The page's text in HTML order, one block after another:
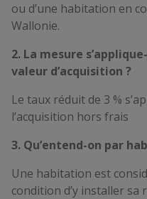
ou d’une habitation en
Wallonie.
2. La mesure
valeur d’acquisition ?
Le taux réduit de 3 %
l’acquisition hors frais
3. Qu’entend-on par
Une habitation est
condition d’y installer sa